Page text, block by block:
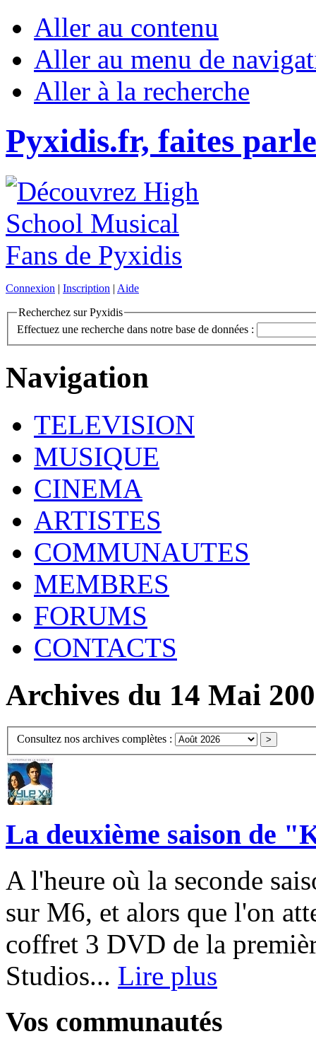
Aller au contenu
Aller au menu de
Aller à la recherche
Pyxidis.fr, faites
Connexion | Inscription | Aide
Recherchez sur Pyxidis
Effectuez une recherche dans notre base de données :
Navigation
TELEVISION
MUSIQUE
CINEMA
ARTISTES
COMMUNAUTES
MEMBRES
FORUMS
CONTACTS
Archives du 14 Mai
Consultez nos archives complètes :
La deuxième saison de
A l'heure où la seconde
sur M6, et alors que l'on
coffret 3 DVD de la
Studios... Lire plus
Vos communautés